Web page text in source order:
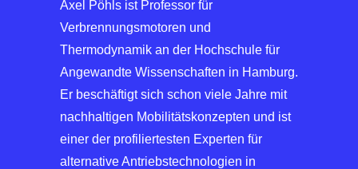
Axel Pöhls ist Professor für
Verbrennungsmotoren und
Thermodynamik an der Hochschule für
Angewandte Wissenschaften in Hamburg.
Er beschäftigt sich schon viele Jahre mit
nachhaltigen Mobilitätskonzepten und ist
einer der profiliertesten Experten für
alternative Antriebstechnologien in